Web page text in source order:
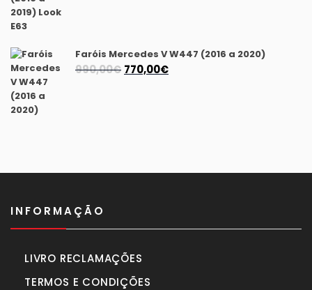
1.175,00€. 1.040,00€.
Faróis Mercedes V W447 (2016 a 2020)
990,00€ O
770,00€O
INFORMAÇÃO
LIVRO RECLAMAÇÕES
TERMOS E CONDIÇÕES